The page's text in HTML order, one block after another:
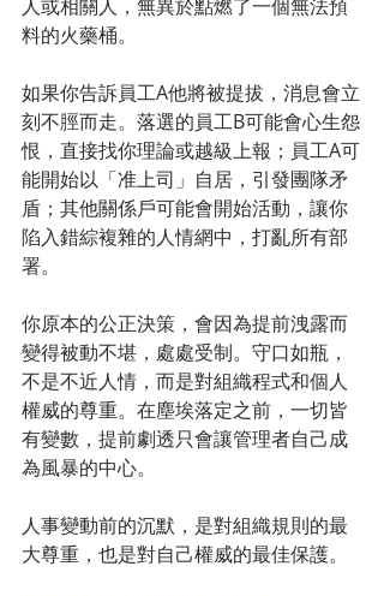
人或相關人，無異於點燃了一個無法預
料的火藥桶。
如果你告訴員工A他將被提拔，消息會立
刻不脛而走。落選的員工B可能會心生怨
恨，直接找你理論或越級上報；員工A可
能開始以「准上司」自居，引發團隊矛
盾；其他關係戶可能會開始活動，讓你
陷入錯綜複雜的人情網中，打亂所有部
署。
你原本的公正決策，會因為提前洩露而
變得被動不堪，處處受制。守口如瓶，
不是不近人情，而是對組織程式和個人
權威的尊重。在塵埃落定之前，一切皆
有變數，提前劇透只會讓管理者自己成
為風暴的中心。
人事變動前的沉默，是對組織規則的最
大尊重，也是對自己權威的最佳保護。